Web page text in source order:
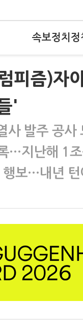
속보정치 정
피즘)자
'
사 발주 공사
…지난해 1조
보…내년 턴